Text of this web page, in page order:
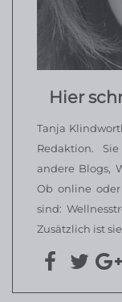
Hier
Tanja
Redaktion.
andere Blogs,
Ob online oder
sind:
Zusätzlich ist